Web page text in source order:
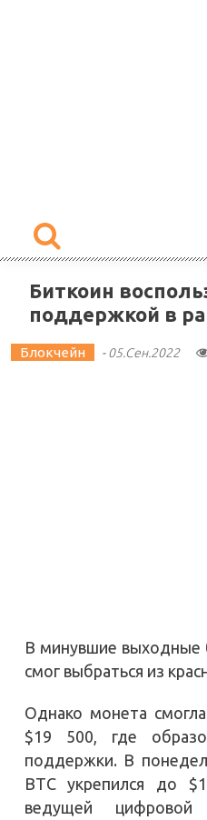
Биткоин
поддержкой в
Блокчейн -05.Сен.2022
В минувшие выходные
смог выбраться из
Однако монета
$19 500, где
поддержки. В
BTC укрепился до
ведущей цифровой